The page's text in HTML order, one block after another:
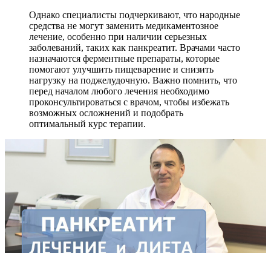
Однако специалисты подчеркивают, что народные
средства не могут заменить медикаментозное
лечение, особенно при наличии серьезных
заболеваний, таких как панкреатит. Врачами часто
назначаются ферментные препараты, которые
помогают улучшить пищеварение и снизить
нагрузку на поджелудочную. Важно помнить, что
перед началом любого лечения необходимо
проконсультироваться с врачом, чтобы избежать
возможных осложнений и подобрать
оптимальный курс терапии.